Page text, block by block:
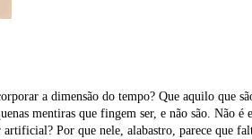
a dimensão do tempo? Que aquilo que
mentiras que fingem ser, e não são. Não é
Por que nele, alabastro, parece que